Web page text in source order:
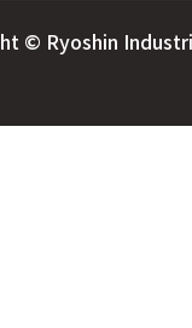
© Ryoshin